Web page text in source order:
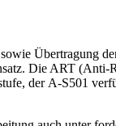
Übertragung
Die ART (Anti-
der A-S501